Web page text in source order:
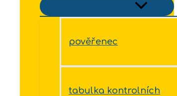
pověřenec
tabulka kontrolních